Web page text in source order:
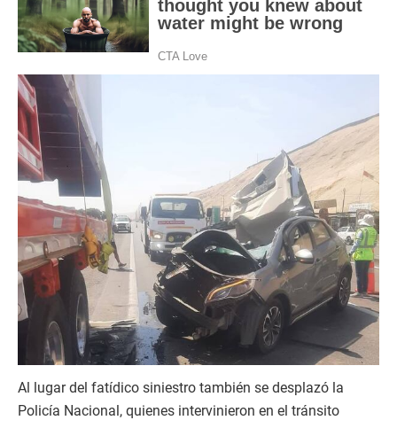
Al lugar del fatídico siniestro también se desplazó la
Policía Nacional, quienes intervinieron en el tránsito